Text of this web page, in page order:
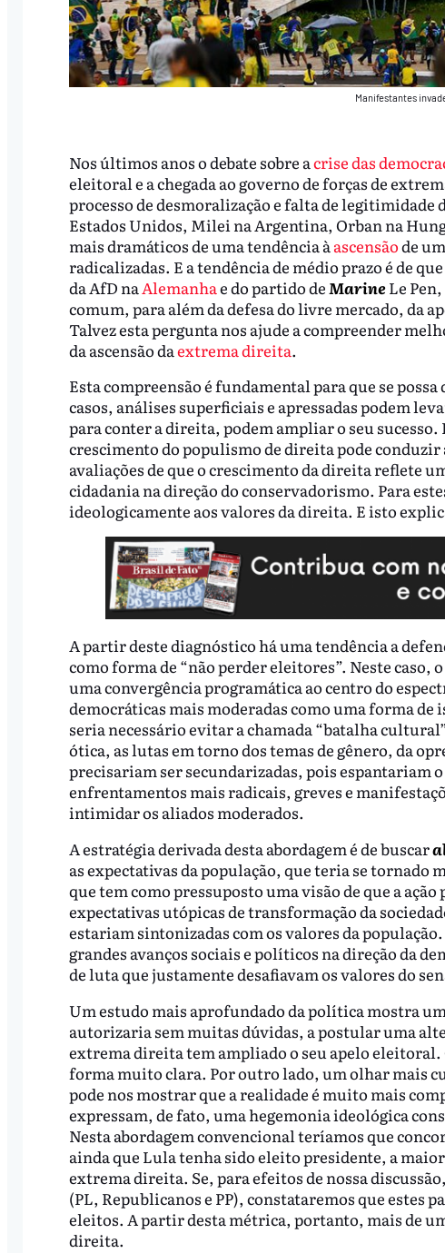
Manifestantes
Nos últimos anos o debate sobre acrise das
eleitoral e a chegada ao governo de forças de
processo de desmoralização e falta de
Estados Unidos, Milei na Argentina, Orban na
mais dramáticos de uma tendência à ascensãode
radicalizadas. E a tendência de médio prazo é de
da AfD na Alemanhae do partido de MarineLe Pen,
comum, para além da defesa do livre mercado, da
Talvez esta pergunta nos ajude a compreender
da ascensão daextrema direita.
​Esta compreensão é fundamental para que se
casos, análises superficiais e apressadas podem
para conter a direita, podem ampliar o seu
crescimento do populismo de direita pode conduzir
avaliações de que o crescimento da direita reflete
cidadania na direção do conservadorismo. Para
ideologicamente aos valores da direita. E isto
​A partir deste diagnóstico há uma tendência a
como forma de “não perder eleitores”. Neste caso, o
uma convergência programática ao centro do
democráticas mais moderadas como uma forma de
seria necessário evitar a chamada “batalha
ótica, as lutas em torno dos temas de gênero, da
precisariam ser secundarizadas, pois espantariam
enfrentamentos mais radicais, greves e
intimidar os aliados moderados.
A estratégia derivada desta abordagem é de buscar
as expectativas da população, que teria se
que tem como pressuposto uma visão de que a
expectativas utópicas de transformação da
estariam sintonizadas com os valores da
grandes avanços sociais e políticos na direção da
de luta que justamente desafiavam os valores do
Um estudo mais aprofundado da política mostra
autorizaria sem muitas dúvidas, a postular uma
extrema direita tem ampliado o seu apelo
forma muito clara. Por outro lado, um olhar mais
pode nos mostrar que a realidade é muito mais
expressam, de fato, uma hegemonia ideológica
Nesta abordagem convencional teríamos que
ainda que Lula tenha sido eleito presidente, a
extrema direita. Se, para efeitos de nossa
(PL, Republicanos e PP), constataremos que estes
eleitos. A partir desta métrica, portanto, mais de
direita.